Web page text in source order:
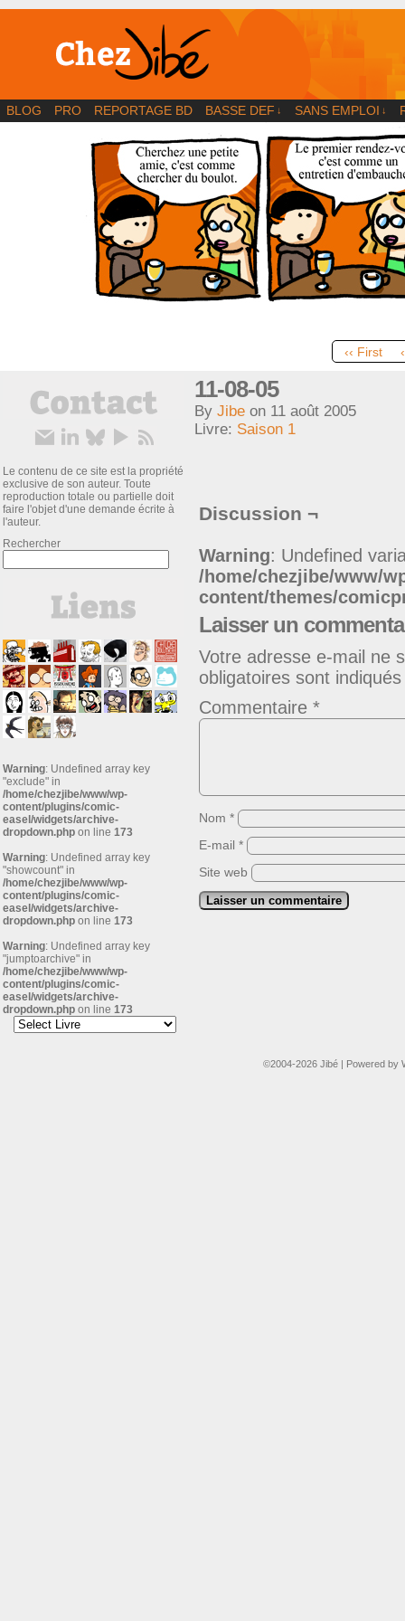
BD | Illustration | Blog
BLOG PRO REPORTAGE BD BASSE DEF ↓ SANS EMPLOI ↓
‹‹ First
Le contenu de ce site est la propriété
exclusive de son auteur. Toute
reproduction totale ou partielle doit
faire l'objet d'une demande écrite à
l'auteur.
Rechercher
Warning: Undefined array key
"exclude" in
/home/chezjibe/www/wp-
content/plugins/comic-
easel/widgets/archive-
dropdown.php on line 173
Warning: Undefined array key
"showcount" in
/home/chezjibe/www/wp-
content/plugins/comic-
easel/widgets/archive-
dropdown.php on line 173
Warning: Undefined array key
"jumptoarchive" in
/home/chezjibe/www/wp-
content/plugins/comic-
easel/widgets/archive-
dropdown.php on line 173
11-08-05
By Jibe on 11 août 2005
Livre: Saison 1
Discussion ¬
Warning: Undefined
/home/chezjibe/www/
content/themes/
Laisser un
Votre adresse e-mail ne
obligatoires sont
Commentaire *
Nom *
E-mail *
Site web
©2004-2026 Jibé | Powered by